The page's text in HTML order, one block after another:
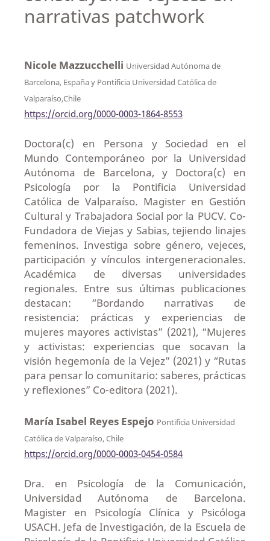
narrativas patchwork
Nicole Mazzucchelli Universidad Autónoma de
Barcelona, España y Pontificia Universidad Católica de
Valparaíso,Chile
https://orcid.org/0000-0003-1864-8553
Doctora(c) en Persona y Sociedad en el
Mundo Contemporáneo por la Universidad
Autónoma de Barcelona, y Doctora(c) en
Psicología por la Pontificia Universidad
Católica de Valparaíso. Magister en Gestión
Cultural y Trabajadora Social por la PUCV. Co-
Fundadora de Viejas y Sabias, tejiendo linajes
femeninos. Investiga sobre género, vejeces,
participación y vínculos intergeneracionales.
Académica de diversas universidades
regionales. Entre sus últimas publicaciones
destacan: “Bordando narrativas de
resistencia: prácticas y experiencias de
mujeres mayores activistas” (2021), “Mujeres
y activistas: experiencias que socavan la
visión hegemonía de la Vejez” (2021) y “Rutas
para pensar lo comunitario: saberes, prácticas
y reflexiones” Co-editora (2021).
María Isabel Reyes Espejo Pontificia Universidad
Católica de Valparaíso, Chile
https://orcid.org/0000-0003-0454-0584
Dra. en Psicología de la Comunicación,
Universidad Autónoma de Barcelona.
Magister en Psicología Clínica y Psicóloga
USACH. Jefa de Investigación, de la Escuela de